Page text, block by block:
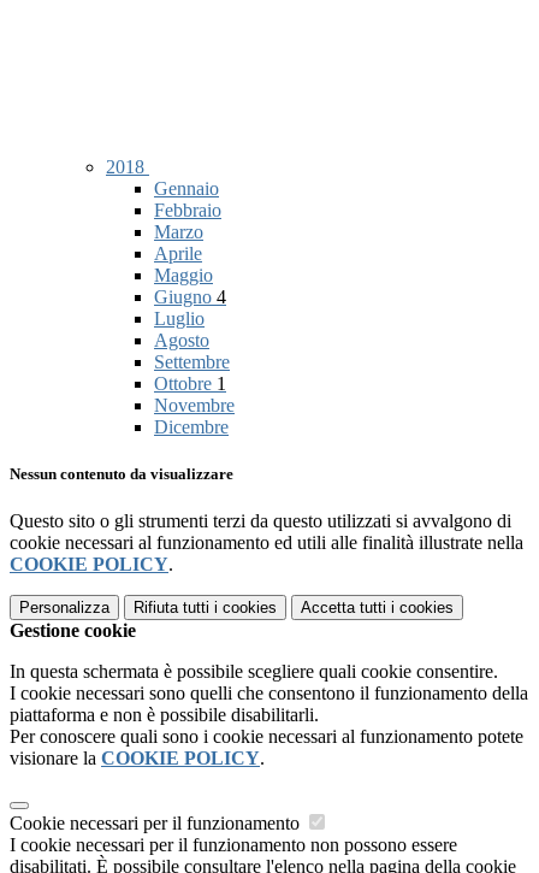
2018
Gennaio
Febbraio
Marzo
Aprile
Maggio
Giugno 4
Luglio
Agosto
Settembre
Ottobre 1
Novembre
Dicembre
Nessun contenuto da visualizzare
Questo sito o gli strumenti terzi da questo utilizzati si avvalgono di
cookie necessari al funzionamento ed utili alle finalità illustrate nella
COOKIE POLICY.
Personalizza Rifiuta tutti i cookies Accetta tutti i cookies
Gestione cookie
In questa schermata è possibile scegliere quali cookie consentire.
I cookie necessari sono quelli che consentono il funzionamento della
piattaforma e non è possibile disabilitarli.
Per conoscere quali sono i cookie necessari al funzionamento potete
visionare la COOKIE POLICY.
Cookie necessari per il funzionamento
I cookie necessari per il funzionamento non possono essere
disabilitati. È possibile consultare l'elenco nella pagina della cookie